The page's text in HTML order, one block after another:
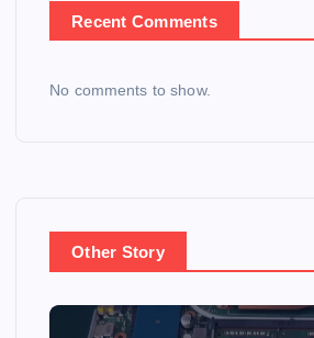
Recent Comments
No comments to show.
Other Story